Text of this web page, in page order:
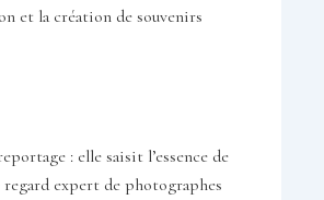
et la création de souvenirs
: elle saisit l’essence de
expert de photographes